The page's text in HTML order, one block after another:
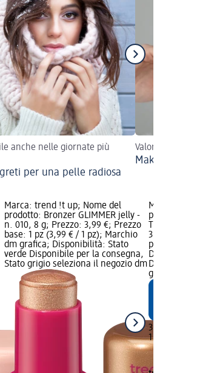
anche nelle giornate più
per una pelle radiosa
Valorizza la
Make-up da
Marca: trend !t up; Nome del
prodotto: Bronzer GLIMMER jelly -
n. 010, 8 g; Prezzo: 3,99 €; Prezzo
base: 1 pz (3,99 € / 1 pz); Marchio
dm grafica; Disponibilità: Stato
verde Disponibile per la consegna,
Stato grigio seleziona il negozio dm
Marca:
prodotto:
TOUCH -
3,99 €;
pz);
Disponibile
grigio
3,99 €
1 pz (3,99 €